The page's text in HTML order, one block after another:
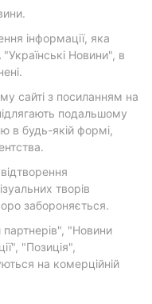
інформації, яка
Новини", в
сайті з посиланням на
подальшому
в будь-якій формі,
творів
забороняється.
"Новини
"Позиція",
на комерційній